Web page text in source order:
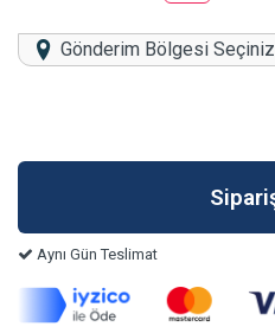
Gönderim Bölgesi Seçiniz
Aynı Gün Teslimat